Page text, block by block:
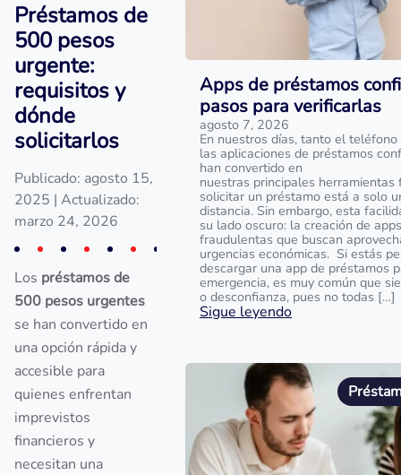
Préstamos de
500 pesos
urgente:
requisitos y
dónde
solicitarlos
Publicado: agosto 15,
2025 | Actualizado:
marzo 24, 2026
Los préstamos de
500 pesos urgentes
se han convertido en
una opción rápida y
accesible para
quienes enfrentan
imprevistos
financieros y
necesitan una
Apps de préstamos
pasos para verificarlas
agosto 7, 2026
En nuestros días, tanto el
las aplicaciones de préstamos
han convertido en
nuestras principales herramientas
solicitar un préstamo está a solo
distancia. Sin embargo, esta
su lado oscuro: la creación de
fraudulentas que buscan
urgencias económicas. Si estás
descargar una app de préstamos
emergencia, es muy común que
o desconfianza, pues no todas […]
Sigue leyendo